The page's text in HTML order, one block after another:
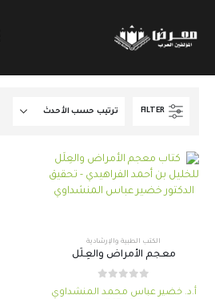
FILTER
الكتب الطبية والإرشادية
معجم الأمراض والعِلَل
0
أ.د. خضير عباس محمد المنشداوي